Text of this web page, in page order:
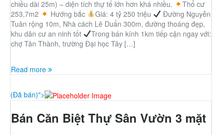
Loại BĐS khác
Ecocity Premia
chiều dài 25m) – diện tích thự tế lớn hơn khá nhiều.
Thổ cư
253,7m2
Hướng bắc Giá: 4 tỷ 250 triệu
Đường Nguyễn
Tuân rộng 10m, Nhà cách Lê Duẩn 300m, đường thoáng đẹp,
khu dân cư an ninh tốt
Trong bán kính 1km tiếp cận ngay với:
chợ Tân Thành, trường Đại học Tây […]
Read more
(Đã bán)">
Bán Căn Biệt Thự Sân Vườn 3 mặt